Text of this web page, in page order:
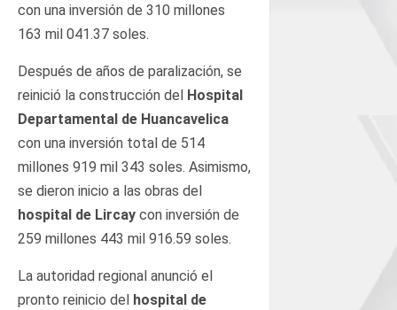
con una inversión de 310 millones
163 mil 041.37 soles.
Después de años de paralización, se
reinició la construcción del Hospital
Departamental de Huancavelica
con una inversión total de 514
millones 919 mil 343 soles. Asimismo,
se dieron inicio a las obras del
hospital de Lircay con inversión de
259 millones 443 mil 916.59 soles.
La autoridad regional anunció el
pronto reinicio del hospital de